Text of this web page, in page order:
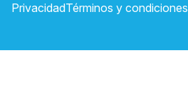
PrivacidadTérminos y condiciones